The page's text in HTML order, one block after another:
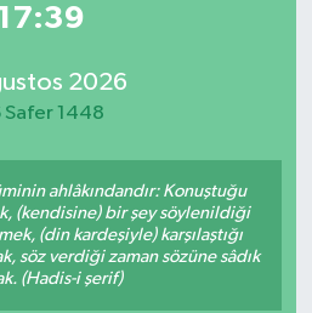
2026
Safer 1448
ahlâkındandır: Konuştuğu
(kendisine) bir şey söylenildiği
(din kardeşiyle) karşılaştığı
söz verdiği zaman sözüne sâdık
(Hadis-i şerif)